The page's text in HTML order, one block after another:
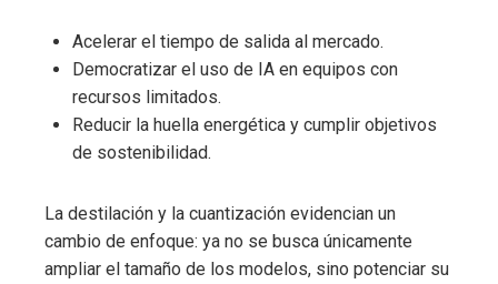
Acelerar el tiempo de salida al mercado.
Democratizar el uso de IA en equipos con
recursos limitados.
Reducir la huella energética y cumplir objetivos
de sostenibilidad.
La destilación y la cuantización evidencian un
cambio de enfoque: ya no se busca únicamente
ampliar el tamaño de los modelos, sino potenciar su